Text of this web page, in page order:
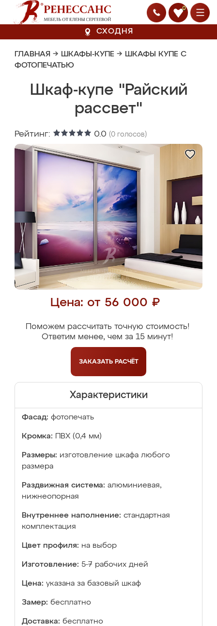
0
СХОДНЯ
ГЛАВНАЯ → ШКАФЫ-КУПЕ → ШКАФЫ КУПЕ С
ФОТОПЕЧАТЬЮ
Шкаф-купе "Райский
рассвет"
Рейтинг: 0.0 (0 голосов)
Цена: от 56 000 ₽
Поможем рассчитать точную стоимость!
Ответим менее, чем за 15 минут!
ЗАКАЗАТЬ РАСЧЁТ
Характеристики
Фасад: фотопечать
Кромка: ПВХ (0,4 мм)
Размеры: изготовление шкафа любого
размера
Раздвижная система: алюминиевая,
нижнеопорная
Внутреннее наполнение: стандартная
комплектация
Цвет профиля: на выбор
Изготовление: 5-7 рабочих дней
Цена: указана за базовый шкаф
Замер: бесплатно
Доставка: бесплатно